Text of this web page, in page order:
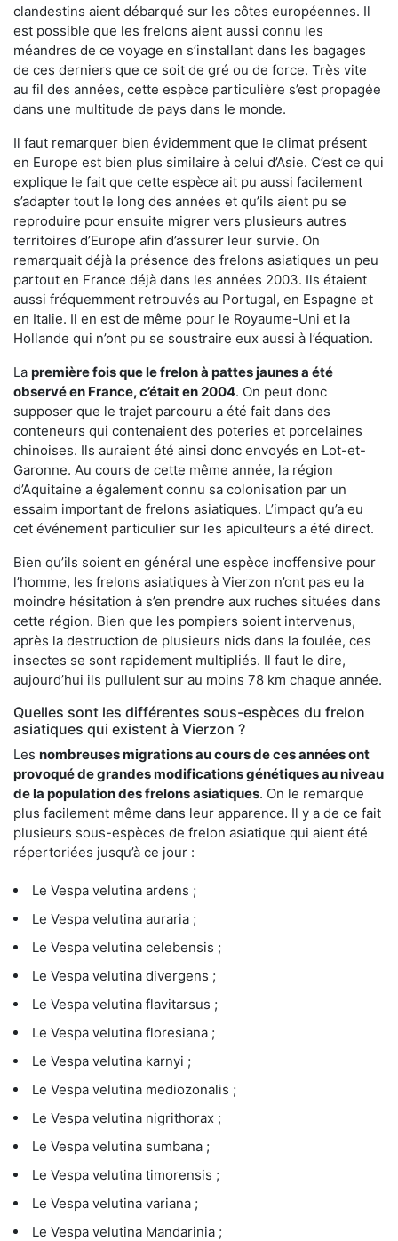
clandestins aient débarqué sur les côtes européennes. Il
est possible que les frelons aient aussi connu les
méandres de ce voyage en s’installant dans les bagages
de ces derniers que ce soit de gré ou de force. Très vite
au fil des années, cette espèce particulière s’est propagée
dans une multitude de pays dans le monde.
Il faut remarquer bien évidemment que le climat présent
en Europe est bien plus similaire à celui d’Asie. C’est ce qui
explique le fait que cette espèce ait pu aussi facilement
s’adapter tout le long des années et qu’ils aient pu se
reproduire pour ensuite migrer vers plusieurs autres
territoires d’Europe afin d’assurer leur survie. On
remarquait déjà la présence des frelons asiatiques un peu
partout en France déjà dans les années 2003. Ils étaient
aussi fréquemment retrouvés au Portugal, en Espagne et
en Italie. Il en est de même pour le Royaume-Uni et la
Hollande qui n’ont pu se soustraire eux aussi à l’équation.
La première fois que le frelon à pattes jaunes a été
observé en France, c’était en 2004. On peut donc
supposer que le trajet parcouru a été fait dans des
conteneurs qui contenaient des poteries et porcelaines
chinoises. Ils auraient été ainsi donc envoyés en Lot-et-
Garonne. Au cours de cette même année, la région
d’Aquitaine a également connu sa colonisation par un
essaim important de frelons asiatiques. L’impact qu’a eu
cet événement particulier sur les apiculteurs a été direct.
Bien qu’ils soient en général une espèce inoffensive pour
l’homme, les frelons asiatiques à Vierzon n’ont pas eu la
moindre hésitation à s’en prendre aux ruches situées dans
cette région. Bien que les pompiers soient intervenus,
après la destruction de plusieurs nids dans la foulée, ces
insectes se sont rapidement multipliés. Il faut le dire,
aujourd’hui ils pullulent sur au moins 78 km chaque année.
Quelles sont les différentes sous-espèces du frelon
asiatiques qui existent à Vierzon ?
Les nombreuses migrations au cours de ces années ont
provoqué de grandes modifications génétiques au niveau
de la population des frelons asiatiques. On le remarque
plus facilement même dans leur apparence. Il y a de ce fait
plusieurs sous-espèces de frelon asiatique qui aient été
répertoriées jusqu’à ce jour :
Le Vespa velutina ardens ;
Le Vespa velutina auraria ;
Le Vespa velutina celebensis ;
Le Vespa velutina divergens ;
Le Vespa velutina flavitarsus ;
Le Vespa velutina floresiana ;
Le Vespa velutina karnyi ;
Le Vespa velutina mediozonalis ;
Le Vespa velutina nigrithorax ;
Le Vespa velutina sumbana ;
Le Vespa velutina timorensis ;
Le Vespa velutina variana ;
Le Vespa velutina Mandarinia ;